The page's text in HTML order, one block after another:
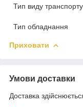
Тип виду транспорту
Тип обладнання
Приховати
Умови доставки
Доставка